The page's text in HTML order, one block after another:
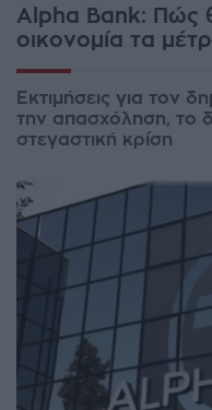
Alpha Bank: Πώς
οικονομία τα
Εκτιμήσεις για τον
την απασχόληση, το
στεγαστική κρίση